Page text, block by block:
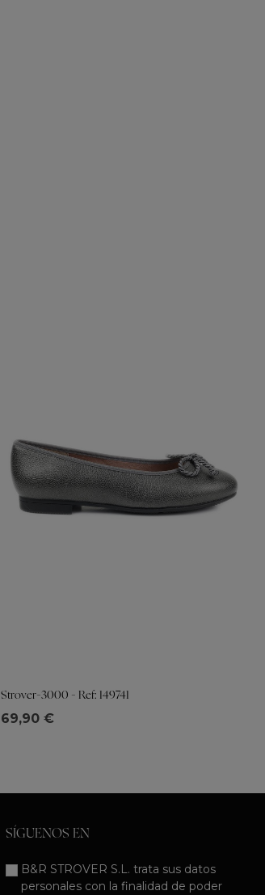
Tallas
Strover-3000 - Ref: 149741
69,90 €
SÍGUENOS EN
B&R STROVER S.L. trata sus datos
personales con la finalidad de poder